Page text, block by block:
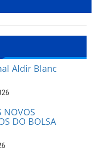
Aldir Blanc
NOVOS
DO BOLSA